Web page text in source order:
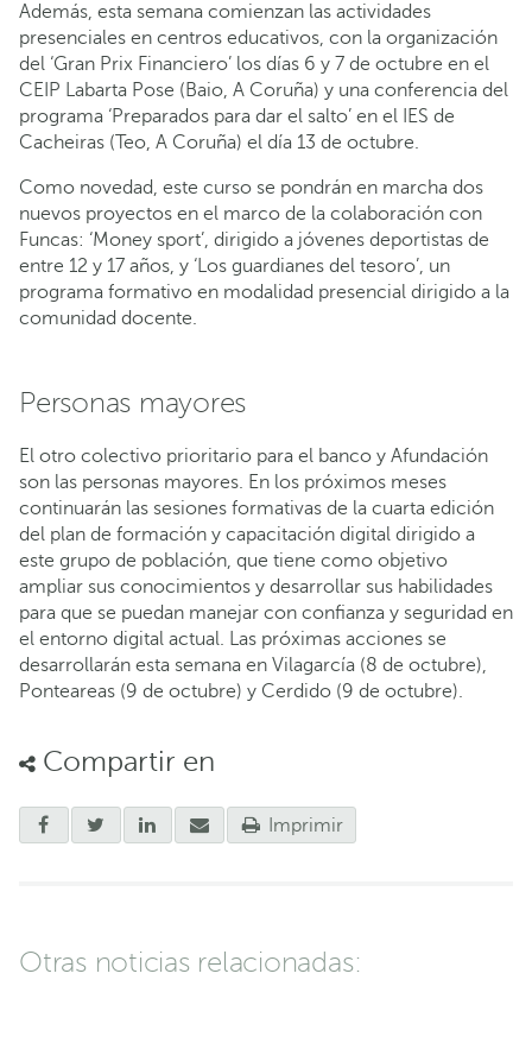
Además, esta semana comienzan las actividades
presenciales en centros educativos, con la organización
del ‘Gran Prix Financiero’ los días 6 y 7 de octubre en el
CEIP Labarta Pose (Baio, A Coruña) y una conferencia del
programa ‘Preparados para dar el salto’ en el IES de
Cacheiras (Teo, A Coruña) el día 13 de octubre.
Como novedad, este curso se pondrán en marcha dos
nuevos proyectos en el marco de la colaboración con
Funcas: ‘Money sport’, dirigido a jóvenes deportistas de
entre 12 y 17 años, y ‘Los guardianes del tesoro’, un
programa formativo en modalidad presencial dirigido a la
comunidad docente.
Personas mayores
El otro colectivo prioritario para el banco y Afundación
son las personas mayores. En los próximos meses
continuarán las sesiones formativas de la cuarta edición
del plan de formación y capacitación digital dirigido a
este grupo de población, que tiene como objetivo
ampliar sus conocimientos y desarrollar sus habilidades
para que se puedan manejar con confianza y seguridad en
el entorno digital actual. Las próximas acciones se
desarrollarán esta semana en Vilagarcía (8 de octubre),
Ponteareas (9 de octubre) y Cerdido (9 de octubre).
Compartir en
Imprimir
Otras noticias relacionadas: